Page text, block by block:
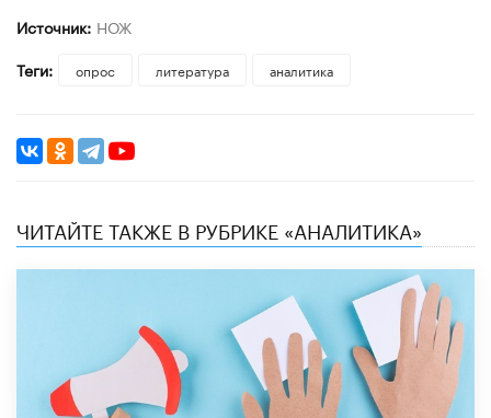
Источник: НОЖ
Теги:
опрос литература аналитика
ЧИТАЙТЕ ТАКЖЕ В РУБРИКЕ «АНАЛИТИКА»